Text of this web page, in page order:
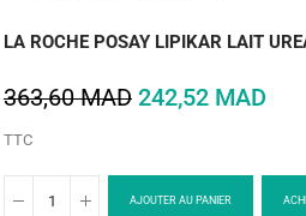
LA ROCHE POSAY LIPIKAR LAIT
363,60 MAD 242,52 MAD
TTC
AJOUTER AU PANIER